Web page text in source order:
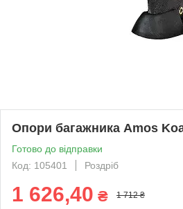
Опори багажника Amos
Готово до відправки
Код: 105401
Роздріб
1 626,40 ₴ 1 712 ₴